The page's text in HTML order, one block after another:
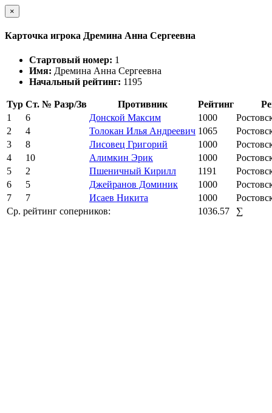
×
Карточка игрока Дремина Анна Сергеевна
Стартовый номер: 1
Имя: Дремина Анна Сергеевна
Начальный рейтинг: 1195
Тур Ст. № Разр/Зв Противник Рейтинг
1
6 Донской Максим 1000
2
4 Толокан Илья Андреевич 1065
3
8 Лисовец Григорий 1000
4
10 Алимкин Эрик 1000
5
2 Пшеничный Кирилл 1191
6
5 Джейранов Доминик 1000
7
7 Исаев Никита 1000
Ср. рейтинг соперников:
1036.57 ∑